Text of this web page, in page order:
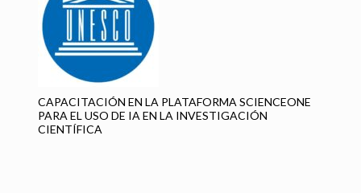
CAPACITACIÓN EN LA PLATAFORMA SCIENCEONE
PARA EL USO DE IA EN LA INVESTIGACIÓN
CIENTÍFICA